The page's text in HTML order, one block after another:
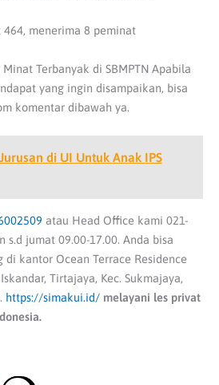
menerima 8 peminat
Terbanyak di SBMPTN Apabila
yang ingin disampaikan, bisa
komentar dibawah ya.
di UI Untuk Anak IPS
atau Head Office kami 021-
s.d jumat 09.00-17.00. Anda bisa
di kantor Ocean Terrace Residence
Tirtajaya, Kec. Sukmajaya,
https://simakui.id/ melayani les privat